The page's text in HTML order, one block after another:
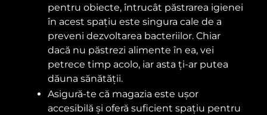
pentru obiecte, întrucât păstrarea igienei
în acest spațiu este singura cale de a
preveni dezvoltarea bacteriilor. Chiar
dacă nu păstrezi alimente în ea, vei
petrece timp acolo, iar asta ți-ar putea
dăuna sănătății.
Asigură-te că magazia este ușor
accesibilă și oferă suficient spațiu pentru